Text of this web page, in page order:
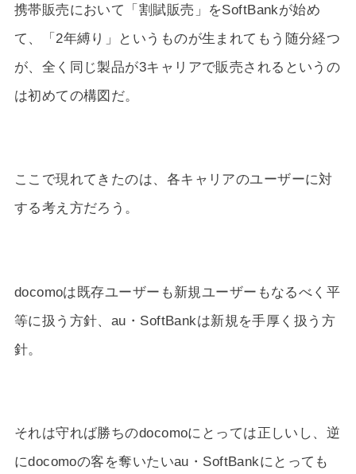
携帯販売において「割賦販売」をSoftBankが始め
て、「2年縛り」というものが生まれてもう随分経つ
が、全く同じ製品が3キャリアで販売されるというの
は初めての構図だ。
ここで現れてきたのは、各キャリアのユーザーに対
する考え方だろう。
docomoは既存ユーザーも新規ユーザーもなるべく平
等に扱う方針、au・SoftBankは新規を手厚く扱う方
針。
それは守れば勝ちのdocomoにとっては正しいし、逆
にdocomoの客を奪いたいau・SoftBankにとっても